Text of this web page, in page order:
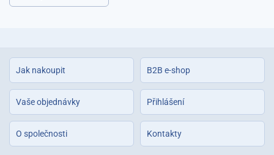
Jak nakoupit B2B e-shop
Vaše objednávky Přihlášení
O společnosti Kontakty